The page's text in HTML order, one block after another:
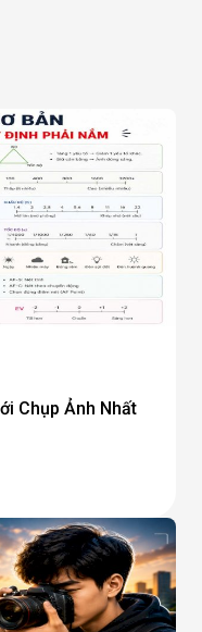
Chụp Ảnh Nhất